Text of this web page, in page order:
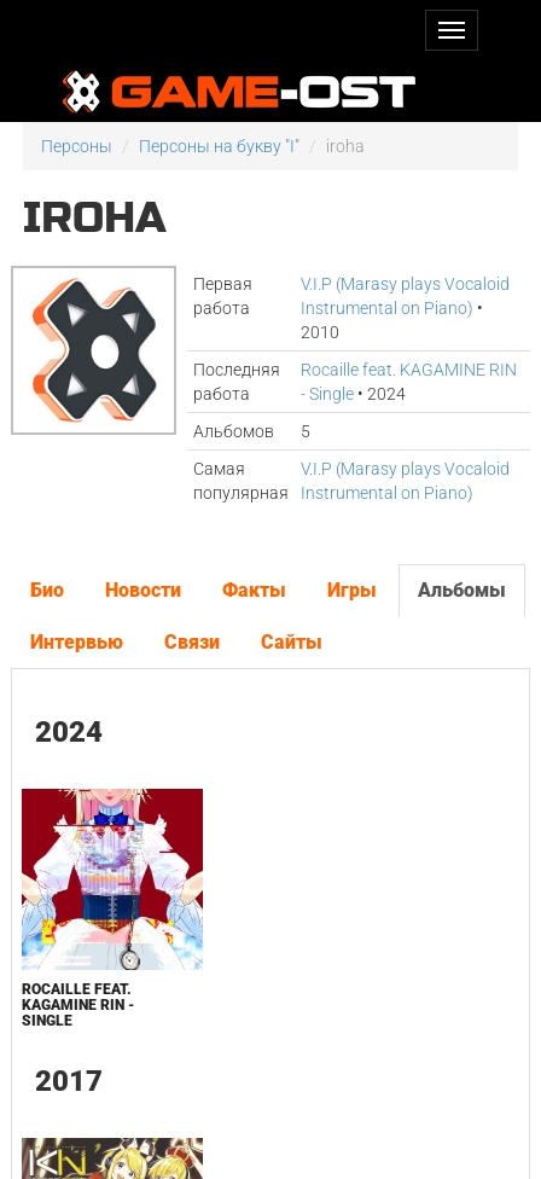
Персоны Персоны на букву "I" iroha
IROHA
Первая
работа
V.I.P (Marasy plays Vocaloid
Instrumental on Piano) •
2010
Последняя
работа
Rocaille feat. KAGAMINE RIN
- Single • 2024
Альбомов
5
Самая
популярная
V.I.P (Marasy plays Vocaloid
Instrumental on Piano)
Био Новости Факты Игры Альбомы
Интервью Связи Сайты
2024
ROCAILLE FEAT.
KAGAMINE RIN -
SINGLE
2017